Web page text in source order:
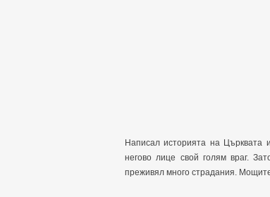
Написал историята на
негово лице свой голям враг.
преживял много страдания.